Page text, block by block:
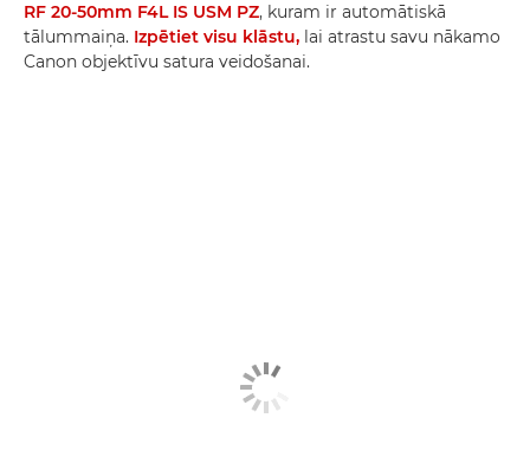
RF 20-50mm F4L IS USM PZ, kuram ir automātiskā
tālummaiņa. Izpētiet visu klāstu, lai atrastu savu nākamo
Canon objektīvu satura veidošanai.